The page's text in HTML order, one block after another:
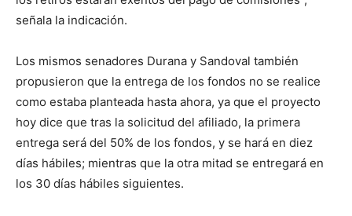
señala la indicación.
Los mismos senadores Durana y Sandoval también
propusieron que la entrega de los fondos no se realice
como estaba planteada hasta ahora, ya que el proyecto
hoy dice que tras la solicitud del afiliado, la primera
entrega será del 50% de los fondos, y se hará en diez
días hábiles; mientras que la otra mitad se entregará en
los 30 días hábiles siguientes.